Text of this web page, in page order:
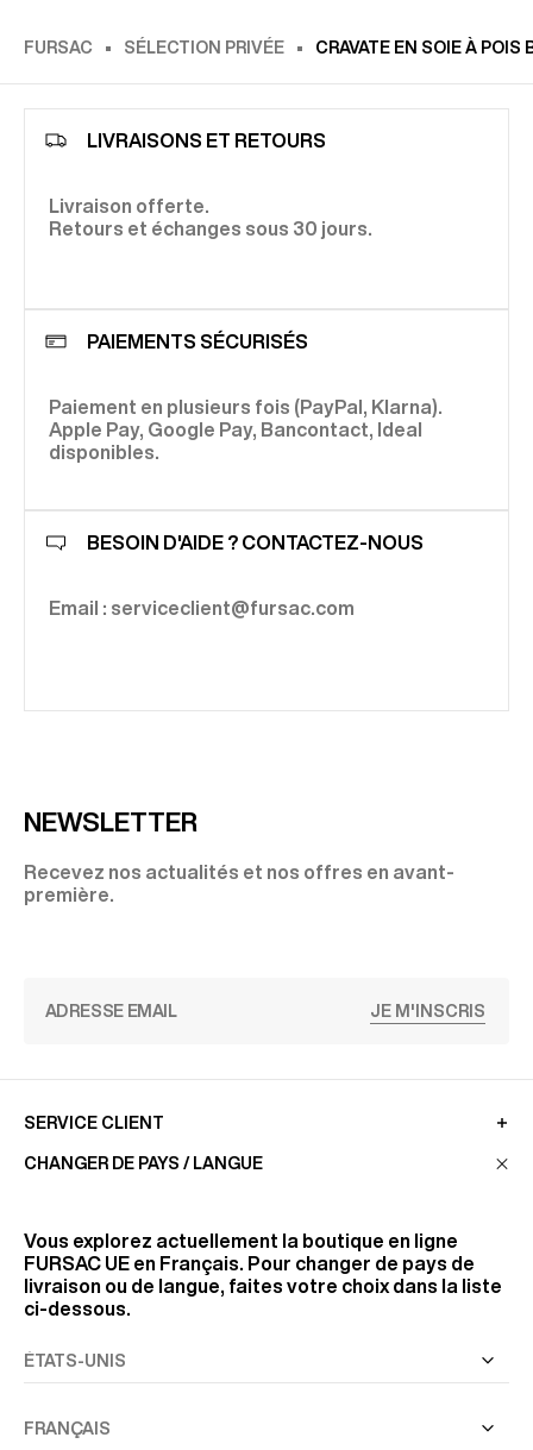
FURSAC SÉLECTION PRIVÉE CRAVATE EN SOIE À
LIVRAISONS ET RETOURS
Livraison offerte.
Retours et échanges sous 30 jours.
PAIEMENTS SÉCURISÉS
Paiement en plusieurs fois (PayPal, Klarna).
Apple Pay, Google Pay, Bancontact, Ideal
disponibles.
BESOIN D'AIDE ? CONTACTEZ-NOUS
Email : serviceclient@fursac.com
NEWSLETTER
Recevez nos actualités et nos offres en avant-
première.
JE M'INSCRIS
SERVICE CLIENT
RETROUVEZ-NOUS
SUIVEZ-NOUS
CHANGER DE PAYS / LANGUE
Vous explorez actuellement la boutique en ligne
FURSAC UE en Français. Pour changer de pays de
livraison ou de langue, faites votre choix dans la liste
ci-dessous.